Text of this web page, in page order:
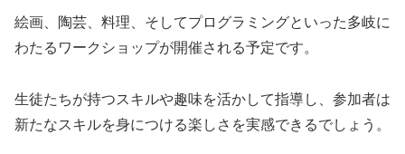
絵画、陶芸、料理、そしてプログラミングといった多岐に
わたるワークショップが開催される予定です。
生徒たちが持つスキルや趣味を活かして指導し、参加者は
新たなスキルを身につける楽しさを実感できるでしょう。